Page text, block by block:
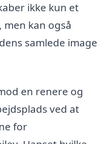
ikke kun et
kan også
samlede image
en renere og
ved at
for